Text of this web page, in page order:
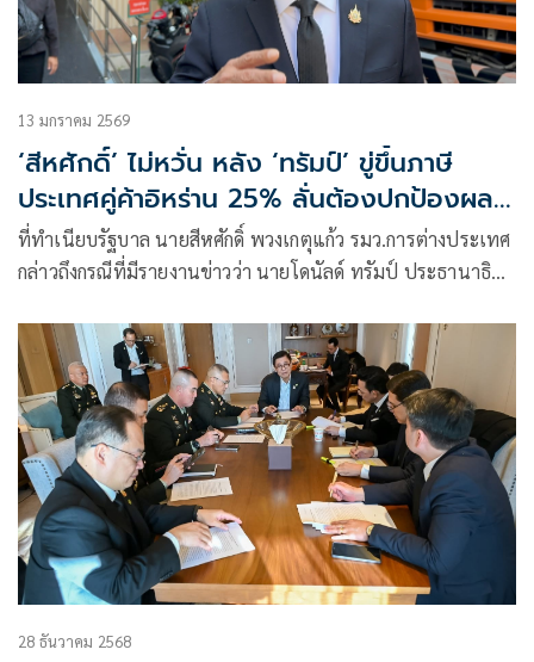
13 มกราคม 2569
‘สีหศักดิ์’ ไม่หวั่น หลัง ‘ทรัมป์’ ขู่ขึ้นภาษี
ประเทศคู่ค้าอิหร่าน 25% ลั่นต้องปกป้องผล
ประโยชน์ของไทยเป็นหลัก
ที่ทำเนียบรัฐบาล นายสีหศักดิ์ พวงเกตุแก้ว รมว.การต่างประเทศ
กล่าวถึงกรณีที่มีรายงานข่าวว่า นายโดนัลด์ ทรัมป์ ประธานาธิบดี
28 ธันวาคม 2568